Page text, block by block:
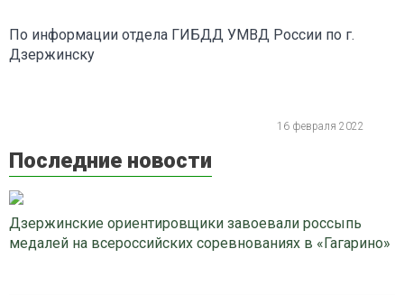
По информации отдела ГИБДД УМВД России по г.
Дзержинску
16 февраля 2022
Последние новости
Дзержинские ориентировщики завоевали россыпь
медалей на всероссийских соревнованиях в «Гагарино»